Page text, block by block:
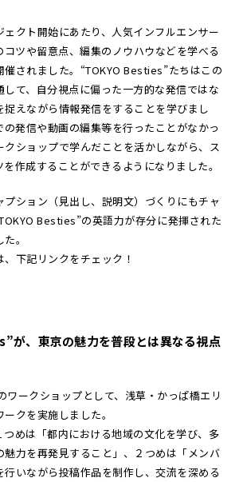
ェクト開始にあたり、人気インフルエンサー
ツや留意点、編集のノウハウなどを学べる
催されました。“TOKYO Besties”たちはこの
て、自分視点に偏った一方的な発信ではな
捉えながら情報発信をすることを学びまし
の発信や動画の編集等を行ったことがなかっ
ショップで学んだことを活かしながら、ス
作成することができるようになりました。
ション（見出し、説明文）づくりにもチャ
Besties”の英語力が存分に発揮された
。
下記リンクをチェック！
が、東京の魅力を普段とは異なる視点
ワークショップとして、浅草・かっぱ橋エリ
クを実施しました。
つめは「都内における地域の文化を学び、多
魅力を再発見すること」、２つめは「メンバ
いながら投稿作品を制作し、交流を深める